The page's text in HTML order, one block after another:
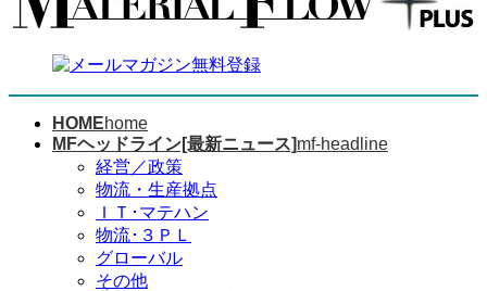
HOMEhome
MFヘッドライン[最新ニュース]mf-headline
経営／政策
物流・生産拠点
ＩＴ･マテハン
物流･３ＰＬ
グローバル
その他